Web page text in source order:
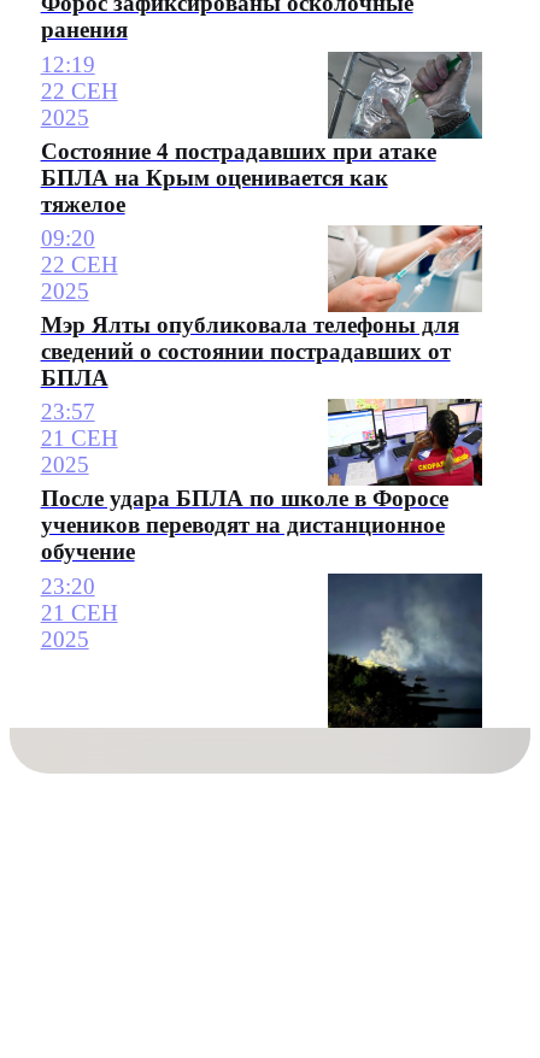
ранения
12:19
22 СЕН
2025
Состояние 4 пострадавших при атаке
БПЛА на Крым оценивается как
тяжелое
09:20
22 СЕН
2025
Мэр Ялты опубликовала телефоны для
сведений о состоянии пострадавших от
БПЛА
23:57
21 СЕН
2025
После удара БПЛА по школе в Форосе
учеников переводят на дистанционное
обучение
23:20
21 СЕН
2025